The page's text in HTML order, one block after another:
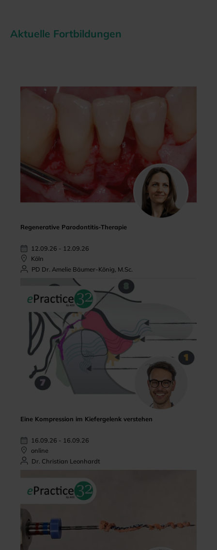
Aktuelle Fortbildungen
Regenerative Parodontitis-Therapie
12.09.26 - 12.09.26
Köln
PD Dr. Amelie Bäumer-König, M.Sc.
Eine Kompression im Kiefergelenk verstehen
16.09.26 - 16.09.26
online
Dr. Christian Leonhardt